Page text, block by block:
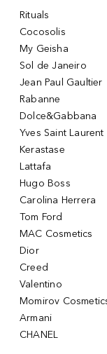
Rituals
Cocosolis
My Geisha
Sol de Janeiro
Jean Paul Gaultier
Rabanne
Dolce&Gabbana
Yves Saint Laurent
Kerastase
Lattafa
Hugo Boss
Carolina Herrera
Tom Ford
MAC Cosmetics
Dior
Creed
Valentino
Momirov
Armani
CHANEL